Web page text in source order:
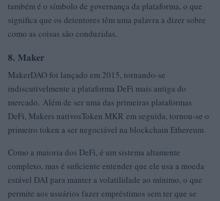
também é o símbolo de governança da plataforma, o que
significa que os detentores têm uma palavra a dizer sobre
como as coisas são conduzidas.
8. Maker
MakerDAO foi lançado em 2015, tornando-se
indiscutivelmente a plataforma DeFi mais antiga do
mercado. Além de ser uma das primeiras plataformas
DeFi, Makers nativosToken MKR em seguida, tornou-se o
primeiro token a ser negociável na blockchain Ethereum.
Como a maioria dos DeFi, é um sistema altamente
complexo, mas é suficiente entender que ele usa a moeda
estável DAI para manter a volatilidade ao mínimo, o que
permite aos usuários fazer empréstimos sem ter que se